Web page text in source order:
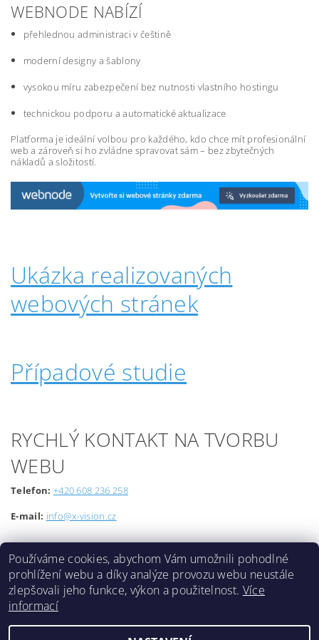
WEBNODE NABÍZÍ
přehlednou administraci v češtině
moderní designy a šablony
vysokou míru zabezpečení bez nutnosti vlastního hostingu
technickou podporu a automatické aktualizace
Platforma je ideální volbou pro každého, kdo chce mít profesionální
web a zároveň si ho zvládne spravovat sám – bez zbytečných
nákladů a složitostí.
Ukázka realizovaných
webových stránek
Případové studie
RYCHLÝ KONTAKT NA TVORBU
WEBU
Telefon: +420 608 236 258
E-mail: info@x-vision.cz
Používáme cookies, abychom Vám umožnili pohodlné
prohlížení webu a díky analýze provozu webu neustále
zlepšovali jeho funkce, výkon a použitelnost. Více
informací